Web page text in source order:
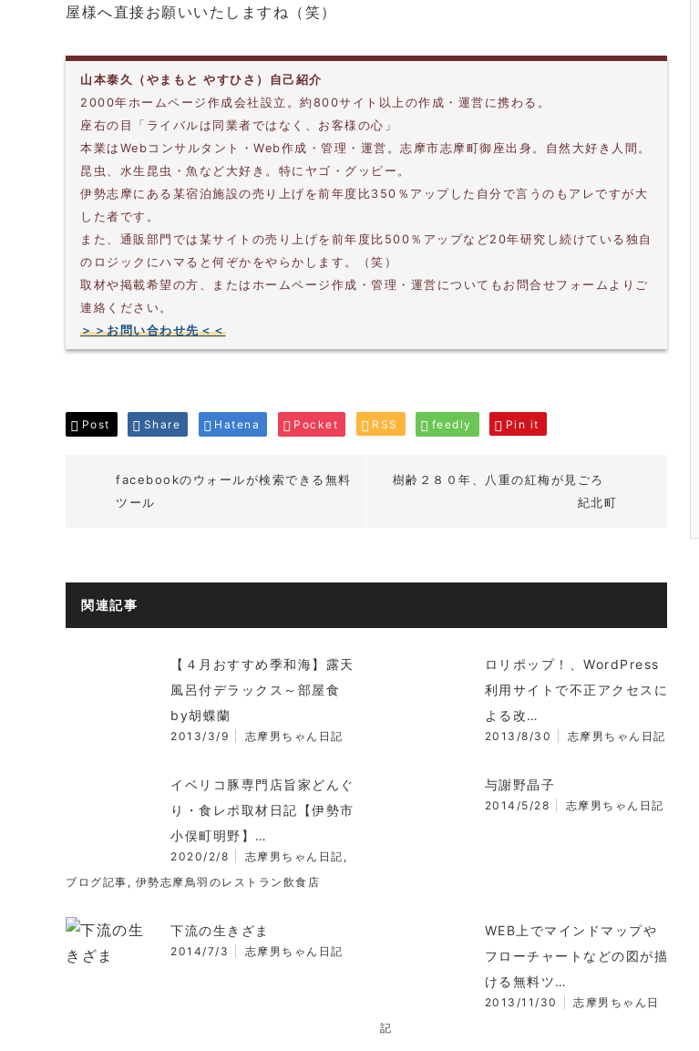
屋様へ直接お願いいたしますね（笑）
山本泰久（やまもと やすひさ）自己紹介
2000年ホームページ作成会社設立。約800サイト以上の作成・運営に携わる。
座右の目「ライバルは同業者ではなく、お客様の心」
本業はWebコンサルタント・Web作成・管理・運営。志摩市志摩町御座出身。自然大好き人間。
昆虫、水生昆虫・魚など大好き。特にヤゴ・グッピー。
伊勢志摩にある某宿泊施設の売り上げを前年度比350％アップした自分で言うのもアレですが大
した者です。
また、通販部門では某サイトの売り上げを前年度比500％アップなど20年研究し続けている独自
のロジックにハマると何ぞかをやらかします。（笑）
取材や掲載希望の方、またはホームページ作成・管理・運営についてもお問合せフォームよりご
連絡ください。
＞＞お問い合わせ先＜＜
Post Share Hatena Pocket RSS feedly Pin it
facebookのウォールが検索できる無料
ツール
樹齢２８０年、八重の紅梅が見ごろ
紀北町
関連記事
【４月おすすめ季和海】露天
風呂付デラックス～部屋食
by胡蝶蘭
2013/3/9 志摩男ちゃん日記
ロリポップ！、WordPress
利用サイトで不正アクセスに
よる改…
2013/8/30 志摩男ちゃん日記
イベリコ豚専門店旨家どんぐ
り・食レポ取材日記【伊勢市
小俣町明野】…
2020/2/8 志摩男ちゃん日記 ,
ブログ記事 , 伊勢志摩鳥羽のレストラン飲食店
与謝野晶子
2014/5/28 志摩男ちゃん日記
下流の生きざま
2014/7/3 志摩男ちゃん日記
WEB上でマインドマップや
フローチャートなどの図が描
ける無料ツ…
2013/11/30
志摩男ちゃん日
記